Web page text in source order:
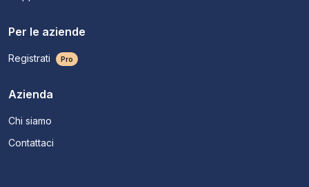
Per le aziende
Registrati Pro
Azienda
Chi siamo
Contattaci